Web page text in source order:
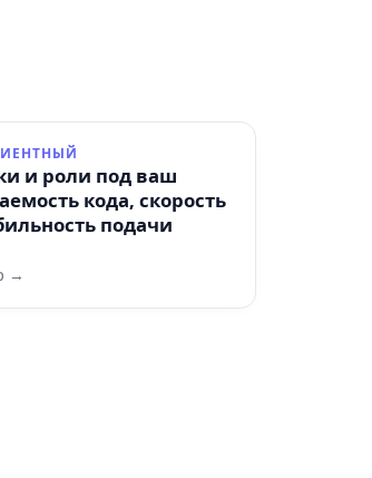
и роли под ваш
кода, скорость
подачи
→